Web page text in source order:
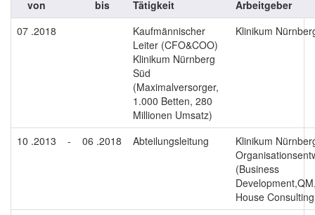
von bis Tätigkeit
Arbeitgeber
07 .2018
Kaufmännischer
Leiter (CFO&COO)
Klinikum Nürnberg
Süd
(Maximalversorger,
1.000 Betten, 280
Millionen Umsatz)
Klinikum
10 .2013 - 06 .2018 Abteilungsleitung
Klinikum
(Business
House Consulting